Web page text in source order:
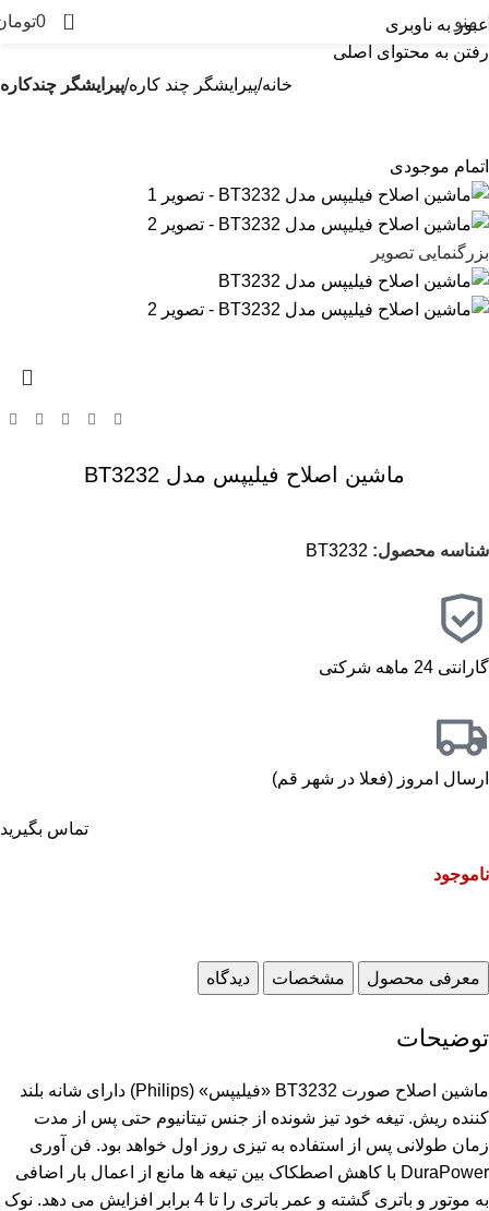
عبور به ناوبری
رفتن به محتوای اصلی
منو 0
0
خانه پیرایشگر چند کاره پیرایشگر چندکاره
اتمام موجودی
بزرگنمایی تصویر
ماشین اصلاح فیلیپس مدل BT3232
شناسه محصول: BT3232
گارانتی 24 ماهه شرکتی
ارسال امروز (فعلا در شهر قم)
تماس بگیرید
ناموجود
معرفی محصول مشخصات دیدگاه
توضیحات
ماشین اصلاح صورت BT3232 «فیلیپس» (Philips) دارای شانه بلند
کننده ریش. تیغه خود تیز شونده از جنس تیتانیوم حتی پس از مدت
زمان طولانی پس از استفاده به تیزی روز اول خواهد بود. فن آوری
DuraPower با کاهش اصطکاک بین تیغه ها مانع از اعمال بار اضافی
به موتور و باتری گشته و عمر باتری را تا 4 برابر افزایش می دهد. نوک